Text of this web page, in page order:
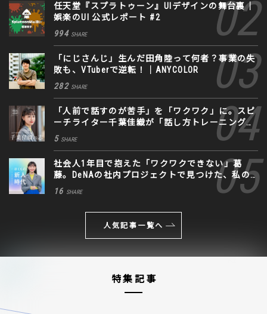
任天堂『スプラトゥーン』UIデザインの舞台裏｜
娯楽のUI 公式レポート #2
994 SHARE
「にじさんじ」生んだ田角陸って何者？事業の失
敗も、VTuberで逆転！｜ANYCOLOR
282 SHARE
「人前で話すのが苦手」を「ワクワク」に。スピ
ーチライター千葉佳織が「話し方トレーニング」
に込めた思い
5 SHARE
社会人1年目で抱えた「ワクワクできない」葛
藤。DeNAの社内プロジェクトで見つけた、私の
生きる道
16 SHARE
人気記事一覧へ
特集記事